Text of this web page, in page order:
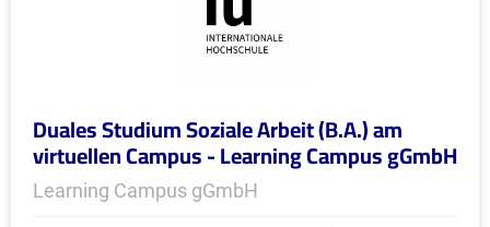
Duales Studium Soziale Arbeit (B.A.) am
virtuellen Campus - Learning Campus gGmbH
Learning Campus gGmbH